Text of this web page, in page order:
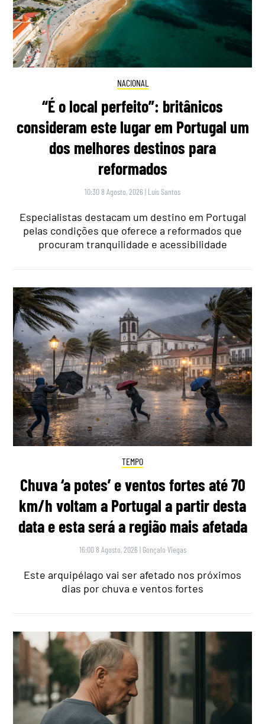
NACIONAL
“É o local perfeito”: britânicos
consideram este lugar em Portugal um
dos melhores destinos para
reformados
10:30 8 Agosto, 2026 | Luís Santos
Especialistas destacam um destino em Portugal
pelas condições que oferece a reformados que
procuram tranquilidade e acessibilidade
TEMPO
Chuva ‘a potes’ e ventos fortes até 70
km/h voltam a Portugal a partir desta
data e esta será a região mais afetada
16:00 8 Agosto, 2026 | Gonçalo Viegas
Este arquipélago vai ser afetado nos próximos
dias por chuva e ventos fortes